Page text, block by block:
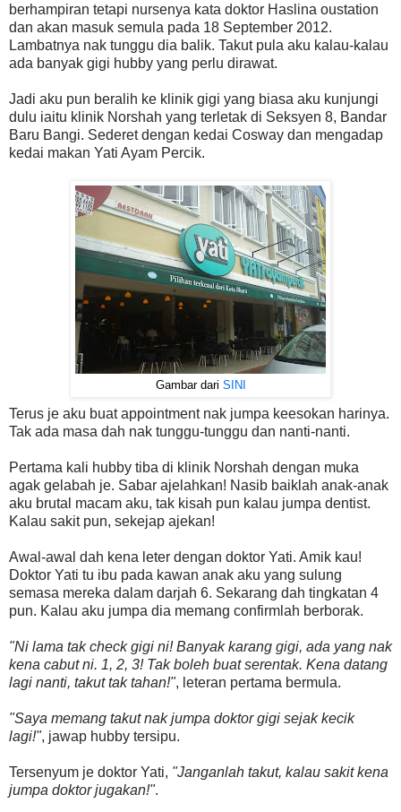
berhampiran tetapi nursenya kata doktor Haslina oustation
dan akan masuk semula pada 18 September 2012.
Lambatnya nak tunggu dia balik. Takut pula aku kalau-kalau
ada banyak gigi hubby yang perlu dirawat.
Jadi aku pun beralih ke klinik gigi yang biasa aku kunjungi
dulu iaitu klinik Norshah yang terletak di Seksyen 8, Bandar
Baru Bangi. Sederet dengan kedai Cosway dan mengadap
kedai makan Yati Ayam Percik.
Gambar dari SINI
Terus je aku buat appointment nak jumpa keesokan harinya.
Tak ada masa dah nak tunggu-tunggu dan nanti-nanti.
Pertama kali hubby tiba di klinik Norshah dengan muka
agak gelabah je. Sabar ajelahkan! Nasib baiklah anak-anak
aku brutal macam aku, tak kisah pun kalau jumpa dentist.
Kalau sakit pun, sekejap ajekan!
Awal-awal dah kena leter dengan doktor Yati. Amik kau!
Doktor Yati tu ibu pada kawan anak aku yang sulung
semasa mereka dalam darjah 6. Sekarang dah tingkatan 4
pun. Kalau aku jumpa dia memang confirmlah berborak.
"Ni lama tak check gigi ni! Banyak karang gigi, ada yang nak
kena cabut ni. 1, 2, 3! Tak boleh buat serentak. Kena datang
lagi nanti, takut tak tahan!", leteran pertama bermula.
"Saya memang takut nak jumpa doktor gigi sejak kecik
lagi!", jawap hubby tersipu.
Tersenyum je doktor Yati, "Janganlah takut, kalau sakit kena
jumpa doktor jugakan!".